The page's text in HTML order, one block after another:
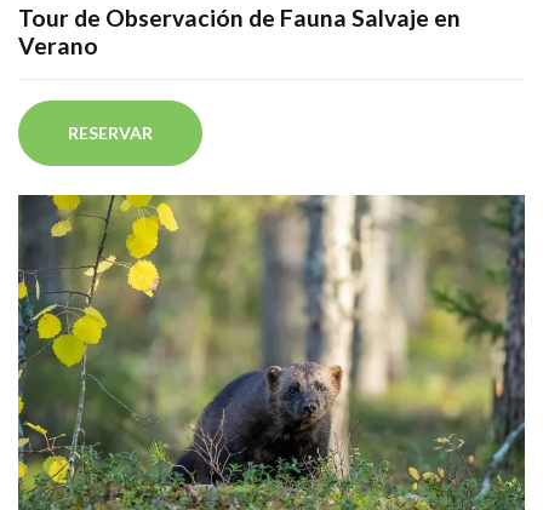
Tour de Observación de Fauna Salvaje en
Verano
RESERVAR